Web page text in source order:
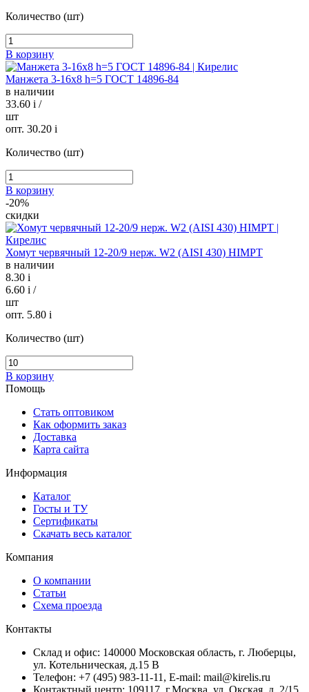
Количество (шт)
В корзину
Манжета 3-16х8 h=5 ГОСТ 14896-84
в наличии
33.60 i /
шт
опт. 30.20 i
Количество (шт)
В корзину
-20%
скидки
Хомут червячный 12-20/9 нерж. W2 (AISI 430) HIMPT
в наличии
8.30 i
6.60 i /
шт
опт. 5.80 i
Количество (шт)
В корзину
Помощь
Стать оптовиком
Как оформить заказ
Доставка
Карта сайта
Информация
Каталог
Госты и ТУ
Сертификаты
Скачать весь каталог
Компания
О компании
Статьи
Схема проезда
Контакты
Склад и офис: 140000 Московская область, г. Люберцы,
ул. Котельническая, д.15 В
Телефон: +7 (495) 983-11-11, Е-mail: mail@kirelis.ru